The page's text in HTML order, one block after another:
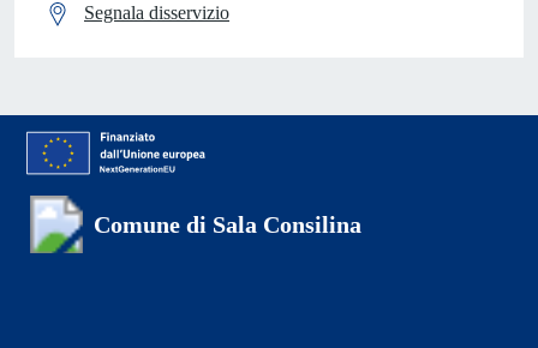
Segnala disservizio
Comune di Sala Consilina